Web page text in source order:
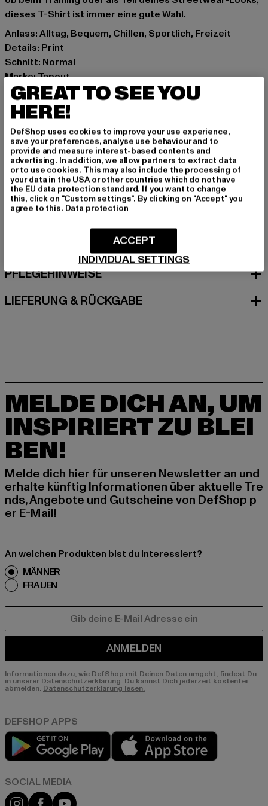
dieses T-Shirt ist immer eine gute Wahl.
Anlass: Alltag, Bequem, Chillen, Sportlich, Freizeit
Details: Print
Schnitt: Normal
Marke: Tapout
Kat.: T-Shirts
Farbe: schwarz
Hersteller Farbe: black/red/aubergine
Materialzusammensetzung: 88% Polyester, 12%
Elasthan
Art.Nr: 940084-21804
Hersteller: Punch GmbH |info@punch-gmbh.de
Im Taubental 15a | 41468 Neuss | DE
GRÖSSE & PASSFORM
PFLEGEHINWEISE
LIEFERUNG & RÜCKGABE
MELDE DICH AN, UM
INSPIRIERT ZU BLEI
BEN!
Melde dich hier für unseren Newsletter an und
erhalte künftig Informationen über aktuelle Tre
nds, Angebote und Gutscheine von DefShop p
er E-Mail!
An welchen Produkten bist du interessiert?
MÄNNER
FRAUEN
ANMELDEN
Informationen dazu, wie DefShop mit Deinen Daten umgeht, findest Du
in unserer Datenschutzerklärung. Du kannst Dich jederzeit kostenfei
abmelden. Datenschutzerklärung lesen.
Play market
Instagram
FacebookYouTube
GREAT TO SEE YOU
HERE!
DefShop uses cookies to improve your use experience,
save your preferences, analyse use behaviour and to
provide and measure interest-based contents and
advertising. In addition, we allow partners to extract data
or to use cookies. This may also include the processing of
your data in the USA or other countries which do not have
the EU data protection standard. If you want to change
this, click on "Custom settings". By clicking on "Accept" you
agree to this. Data protection
INDIVIDUAL SETTINGS
ACCEPT